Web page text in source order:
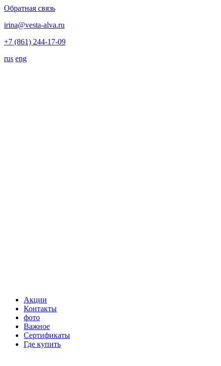
Обратная связь
irina@vesta-alva.ru
+7 (861) 244-17-09
rus eng
Акции
Контакты
фото
Важное
Сертификаты
Где купить